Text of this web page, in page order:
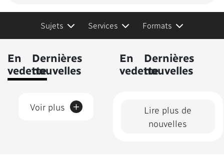
Sujets Services Formats
En
vedette
Dernières
nouvelles
Lire plus de
nouvelles
En
vedette
Dernières
nouvelles
Voir plus +